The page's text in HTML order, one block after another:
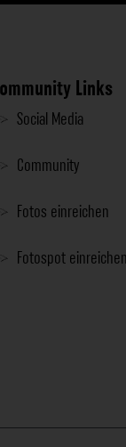
Links
Social Media
Community
Fotos einreichen
Fotospot einreichen